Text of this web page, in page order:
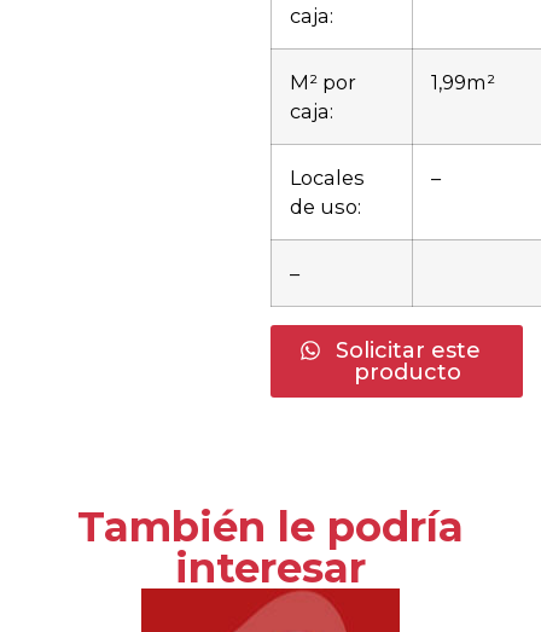
caja:
M² por
caja:
1,99m²
Locales
de uso:
–
–
Solicitar este
producto
También le podría
interesar